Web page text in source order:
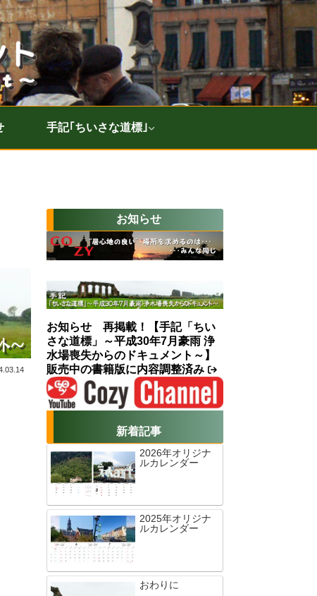
手記｢ちいさな道標｣
お知らせ
お知らせ 再掲載！【手記「ちい
さな道標」～平成30年7月豪雨 浄
水場喪失からのドキュメント～】
販売中の書籍版に内容調整済み
新着記事
2026年オリジナ
ルカレンダー
2025年オリジナ
ルカレンダー
おわりに